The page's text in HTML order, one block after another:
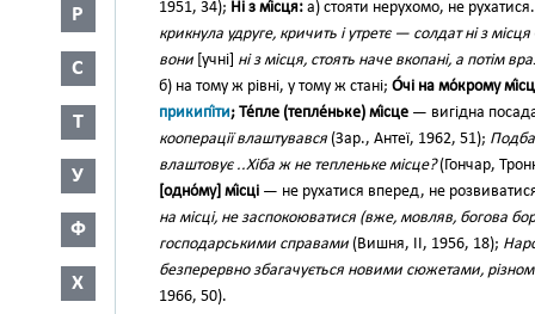
Р
С
Т
У
Ф
Х
1951, 34); Ні з мі́сця: а) стояти нерухомо, не
крикнула удруге, кричить і утретє — солдат ні з місця
вони [учні] ні з місця, стоять наче вкопані, а потім
б) на тому ж рівні, у тому ж стані; О́чі на мо́крому
прикипі́ти; Те́пле (тепле́ньке) мі́сце — вигідна
кооперації влаштувався (Зар., Антеї, 1962, 51);
влаштовує ..Хіба ж не тепленьке місце?(Гончар,
[одно́му] мі́сці — не рухатися вперед, не
на місці, не заспокоюватися (вже, мовляв, богова
господарськими справами (Вишня, II, 1956, 18);
безперервно збагачується новими сюжетами,
1966, 50).